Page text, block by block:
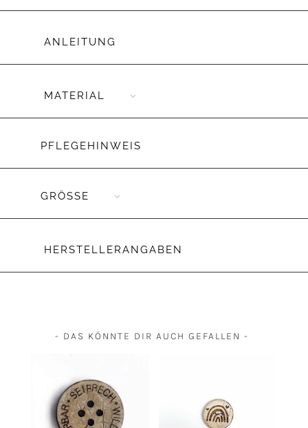
ANLEITUNG
MATERIAL
PFLEGEHINWEIS
GRÖSSE
HERSTELLERANGABEN
- DAS KÖNNTE DIR AUCH GEFALLEN -